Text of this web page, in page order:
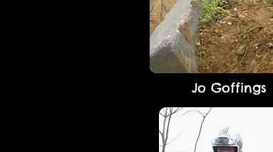
Jo Goffings